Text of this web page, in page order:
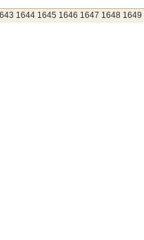
1644 1645 1646 1647 1648 1649